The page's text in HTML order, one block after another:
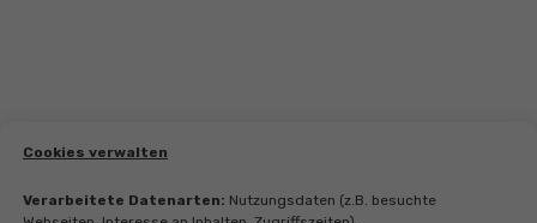
Cookies verwalten
Verarbeitete Datenarten: Nutzungsdaten (z.B. besuchte